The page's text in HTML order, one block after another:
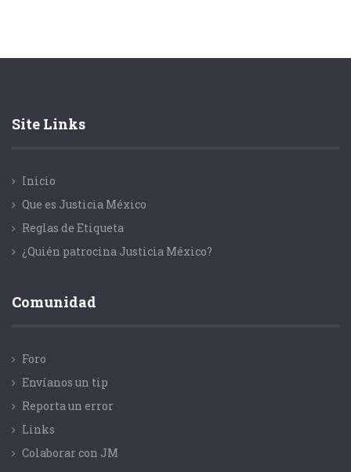
Site Links
Inicio
Que es Justicia México
Reglas de Etiqueta
¿Quién patrocina Justicia México?
Comunidad
Foro
Envíanos un tip
Reporta un error
Links
Colaborar con JM